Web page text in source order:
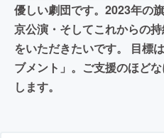
優しい劇団です。2023年の
京公演・そしてこれからの
をいただきたいです。 目標
ブメント」。ご支援のほど
します。